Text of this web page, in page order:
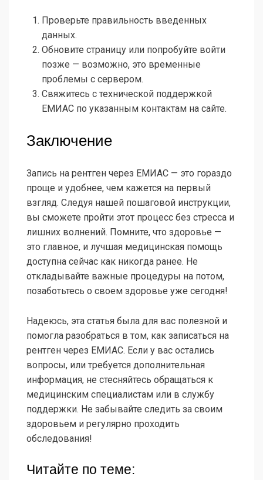
Проверьте правильность введенных
данных.
Обновите страницу или попробуйте войти
позже — возможно, это временные
проблемы с сервером.
Свяжитесь с технической поддержкой
ЕМИАС по указанным контактам на сайте.
Заключение
Запись на рентген через ЕМИАС — это гораздо
проще и удобнее, чем кажется на первый
взгляд. Следуя нашей пошаговой инструкции,
вы сможете пройти этот процесс без стресса и
лишних волнений. Помните, что здоровье —
это главное, и лучшая медицинская помощь
доступна сейчас как никогда ранее. Не
откладывайте важные процедуры на потом,
позаботьтесь о своем здоровье уже сегодня!
Надеюсь, эта статья была для вас полезной и
помогла разобраться в том, как записаться на
рентген через ЕМИАС. Если у вас остались
вопросы, или требуется дополнительная
информация, не стесняйтесь обращаться к
медицинским специалистам или в службу
поддержки. Не забывайте следить за своим
здоровьем и регулярно проходить
обследования!
Читайте по теме: